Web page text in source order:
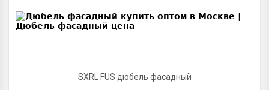
SXRL FUS дюбель фасадный